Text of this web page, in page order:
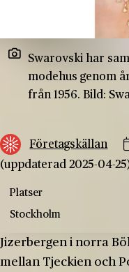
Swarovski har
modehus genom
från 1956. Bild:
Företagskällan
(uppdaterad 2025-04-
Platser
Stockholm
Jizerbergen i norra
mellan Tjeckien och